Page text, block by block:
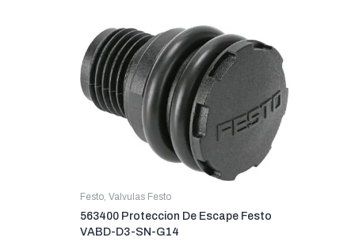
Festo, Valvulas Festo
563400 Proteccion De Escape Festo
VABD-D3-SN-G14